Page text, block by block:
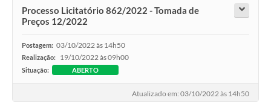
Processo Licitatório 862/2022 - Tomada de
Preços 12/2022
Postagem: 03/10/2022 às 14h50
Realização: 19/10/2022 às 09h00
Situação: ABERTO
Atualizado em: 03/10/2022 às 14h50